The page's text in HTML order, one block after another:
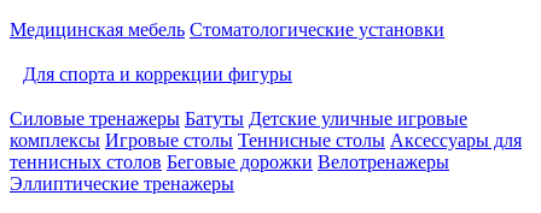
Медицинская мебель Стоматологические установки
Для спорта и коррекции фигуры
Силовые тренажеры Батуты Детские уличные игровые
комплексы Игровые столы Теннисные столы Аксессуары для
теннисных столов Беговые дорожки Велотренажеры
Эллиптические тренажеры